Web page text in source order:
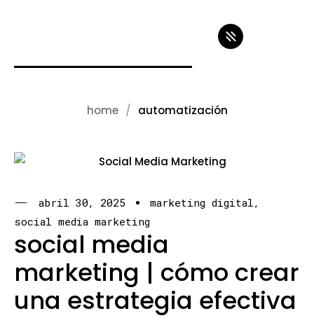
home automatización
abril 30, 2025
marketing digital
social media marketing
social media
marketing | cómo crear
una estrategia efectiva